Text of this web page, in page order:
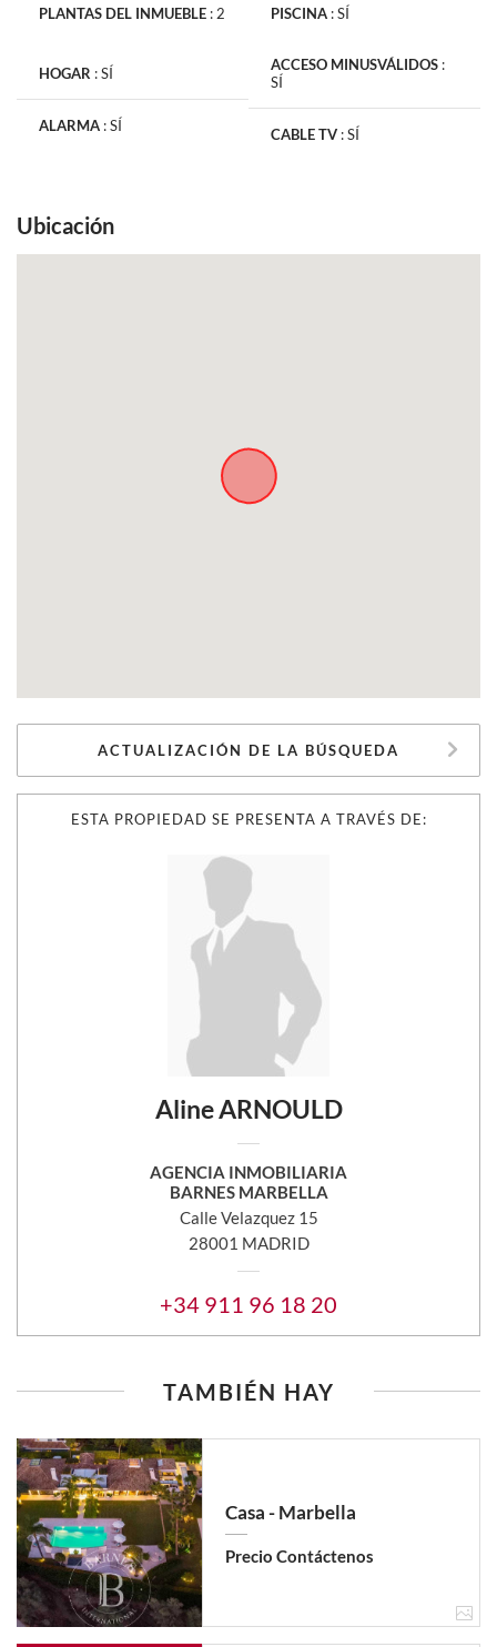
PLANTAS DEL INMUEBLE :2 PISCINA :SÍ
HOGAR :SÍ
ALARMA :SÍ
ACCESO MINUSVÁLIDOS :
SÍ
CABLE TV :SÍ
Ubicación
ESTA PROPIEDAD SE PRESENTA A TRAVÉS DE:
Aline ARNOULD
AGENCIA INMOBILIARIA
BARNES MARBELLA
Calle Velazquez 15
28001 MADRID
+34 911 96 18 20
ACTUALIZACIÓN DE LA BÚSQUEDA
TAMBIÉN HAY
Casa - Marbella
Precio Contáctenos